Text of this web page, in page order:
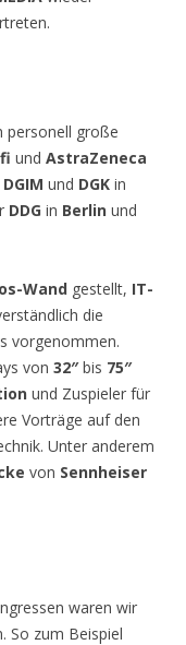
personell große
und AstraZeneca
DGIM und DGK in
DDG in Berlin und
Wand gestellt, IT-
die
vorgenommen.
von 32″bis 75″
und Zuspieler für
Vorträge auf den
Unter anderem
von Sennheiser
waren wir
So zum Beispiel